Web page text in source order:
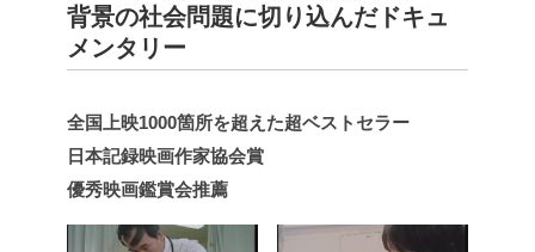
背景の社会問題に切り込んだドキュ
メンタリー
全国上映1000箇所を超えた超ベストセラー
日本記録映画作家協会賞
優秀映画鑑賞会推薦